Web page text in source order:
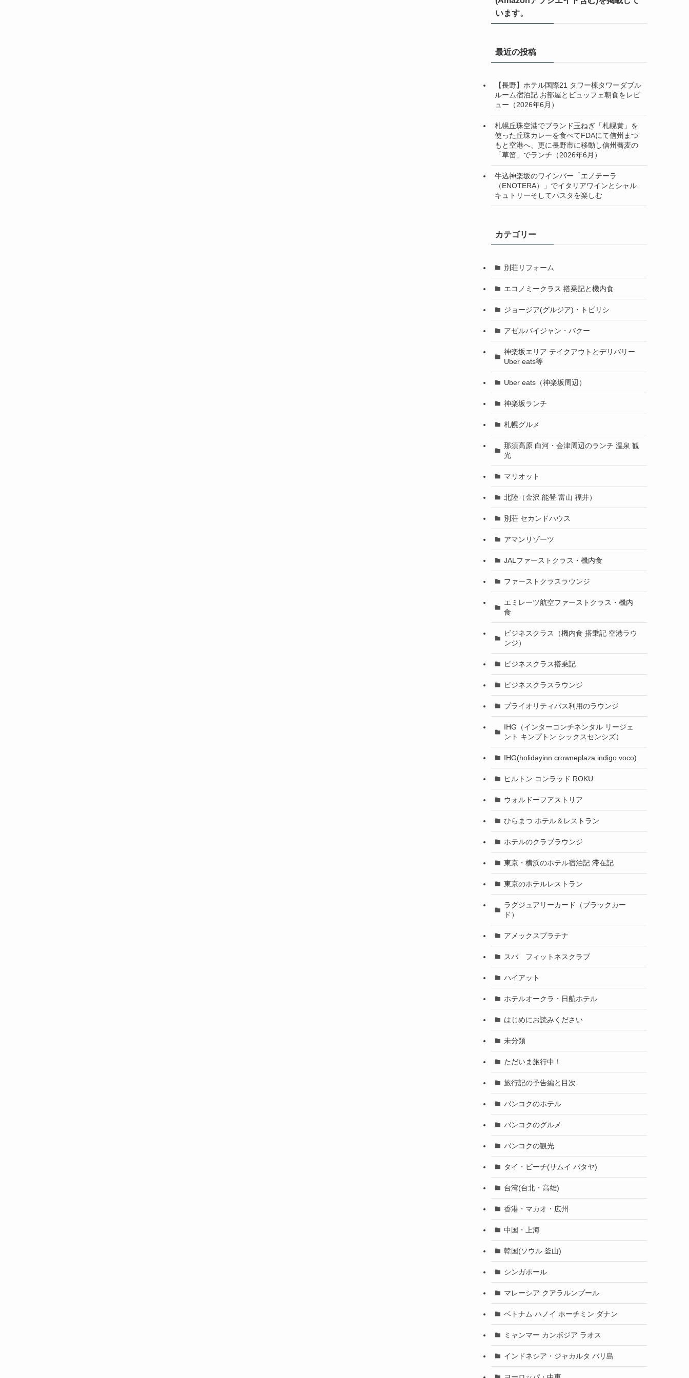
います。
最近の投稿
【長野】ホテル国際21 タワー棟タワーダブル
ルーム宿泊記 お部屋とビュッフェ朝食をレビ
ュー（2026年6月）
札幌丘珠空港でブランド玉ねぎ「札幌黄」を
使った丘珠カレーを食べてFDAにて信州まつ
もと空港へ、更に長野市に移動し信州蕎麦の
「草笛」でランチ（2026年6月）
牛込神楽坂のワインバー「エノテーラ
（ENOTERA）」でイタリアワインとシャル
キュトリーそしてパスタを楽しむ
カテゴリー
別荘リフォーム
エコノミークラス 搭乗記と機内食
ジョージア(グルジア)・トビリシ
アゼルバイジャン・バクー
神楽坂エリア テイクアウトとデリバリー
Uber eats等
Uber eats（神楽坂周辺）
神楽坂ランチ
札幌グルメ
那須高原 白河・会津周辺のランチ 温泉 観
光
マリオット
北陸（金沢 能登 富山 福井）
別荘 セカンドハウス
アマンリゾーツ
JALファーストクラス・機内食
ファーストクラスラウンジ
エミレーツ航空ファーストクラス・機内
食
ビジネスクラス（機内食 搭乗記 空港ラウ
ンジ）
ビジネスクラス搭乗記
ビジネスクラスラウンジ
プライオリティパス利用のラウンジ
IHG（インターコンチネンタル リージェ
ント キンプトン シックスセンシズ）
IHG(holidayinn crowneplaza indigo voco)
ヒルトン コンラッド ROKU
ウォルドーフアストリア
ひらまつ ホテル＆レストラン
ホテルのクラブラウンジ
東京・横浜のホテル宿泊記 滞在記
東京のホテルレストラン
ラグジュアリーカード（ブラックカー
ド）
アメックスプラチナ
スパ フィットネスクラブ
ハイアット
ホテルオークラ・日航ホテル
はじめにお読みください
未分類
ただいま旅行中！
旅行記の予告編と目次
バンコクのホテル
バンコクのグルメ
バンコクの観光
タイ・ビーチ(サムイ パタヤ)
台湾(台北・高雄)
香港・マカオ・広州
中国・上海
韓国(ソウル 釜山)
シンガポール
マレーシア クアラルンプール
ベトナム ハノイ ホーチミン ダナン
ミャンマー カンボジア ラオス
インドネシア・ジャカルタ バリ島